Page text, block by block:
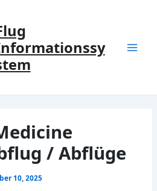
/ Abflüge
10, 2025